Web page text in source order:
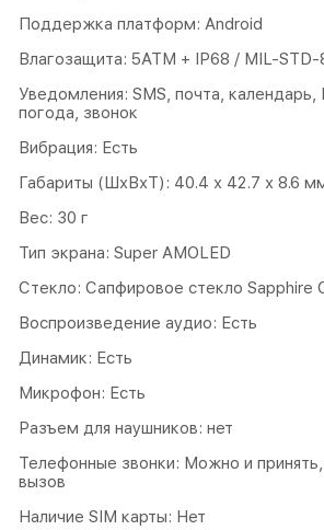
Поддержка платформ: Android
Влагозащита: 5ATM + IP68 / MIL-STD-
Уведомления: SMS, почта,
погода, звонок
Вибрация: Есть
Габариты (ШхВхТ): 40.4 х 42.7 х 8.6
Вес: 30 г
Тип экрана: Super AMOLED
Cтекло: Сапфировое стекло Sapphire
Воспроизведение аудио: Есть
Динамик: Есть
Микрофон: Есть
Разъем для наушников: нет
Телефонные звонки: Можно и
вызов
Наличие SIM карты: Нет